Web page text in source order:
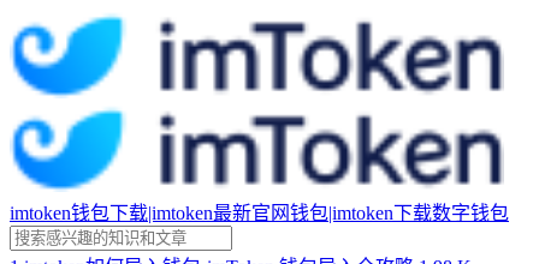
imtoken钱包下载|imtoken最新官网钱包|imtoken下载数字钱包